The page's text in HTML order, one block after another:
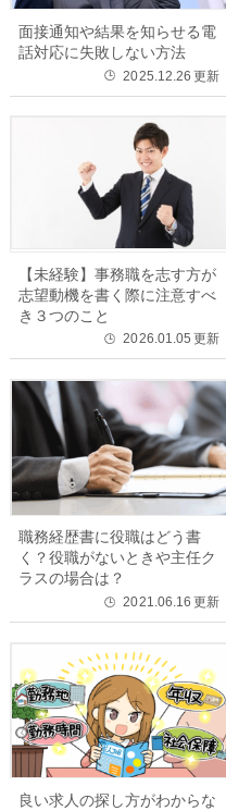
面接通知や結果を知らせる電
話対応に失敗しない方法
🕒 2025.12.26 更新
【未経験】事務職を志す方が
志望動機を書く際に注意すべ
き３つのこと
🕒 2026.01.05 更新
職務経歴書に役職はどう書
く？役職がないときや主任ク
ラスの場合は？
🕒 2021.06.16 更新
良い求人の探し方がわからな